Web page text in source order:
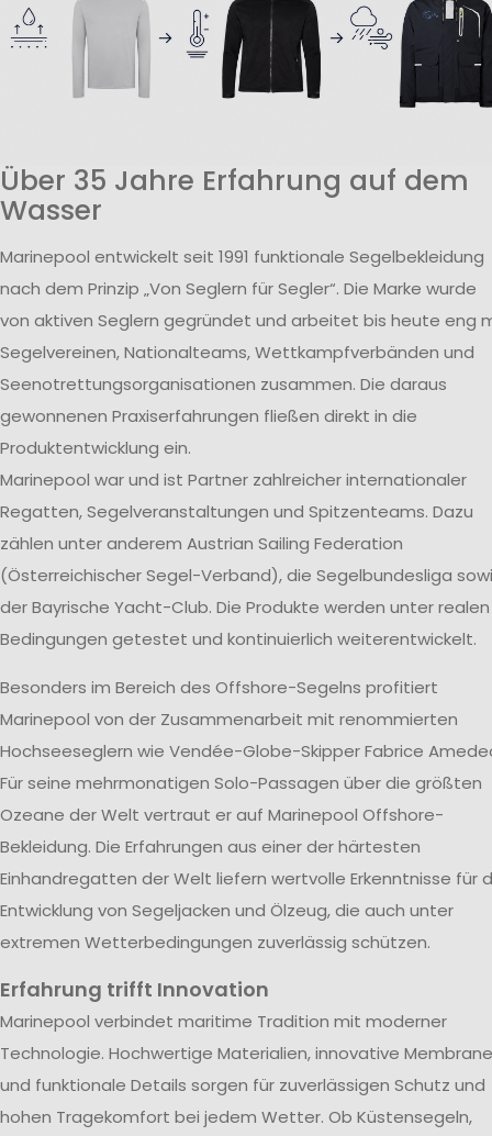
Über 35 Jahre Erfahrung auf dem
Wasser
Marinepool entwickelt seit 1991 funktionale Segelbekleidung
nach dem Prinzip „Von Seglern für Segler“. Die Marke wurde
von aktiven Seglern gegründet und arbeitet bis heute eng
Segelvereinen, Nationalteams, Wettkampfverbänden und
Seenotrettungsorganisationen zusammen. Die daraus
gewonnenen Praxiserfahrungen fließen direkt in die
Produktentwicklung ein.
Marinepool war und ist Partner zahlreicher internationaler
Regatten, Segelveranstaltungen und Spitzenteams. Dazu
zählen unter anderem Austrian Sailing Federation
(Österreichischer Segel-Verband), die Segelbundesliga
der Bayrische Yacht-Club. Die Produkte werden unter realen
Bedingungen getestet und kontinuierlich weiterentwickelt.
Besonders im Bereich des Offshore-Segelns profitiert
Marinepool von der Zusammenarbeit mit renommierten
Hochseeseglern wie Vendée-Globe-Skipper Fabrice
Für seine mehrmonatigen Solo-Passagen über die größten
Ozeane der Welt vertraut er auf Marinepool Offshore-
Bekleidung. Die Erfahrungen aus einer der härtesten
Einhandregatten der Welt liefern wertvolle Erkenntnisse für
Entwicklung von Segeljacken und Ölzeug, die auch unter
extremen Wetterbedingungen zuverlässig schützen.
Erfahrung trifft Innovation
Marinepool verbindet maritime Tradition mit moderner
Technologie. Hochwertige Materialien, innovative
und funktionale Details sorgen für zuverlässigen Schutz und
hohen Tragekomfort bei jedem Wetter. Ob Küstensegeln,